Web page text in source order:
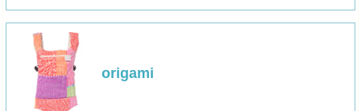
origami